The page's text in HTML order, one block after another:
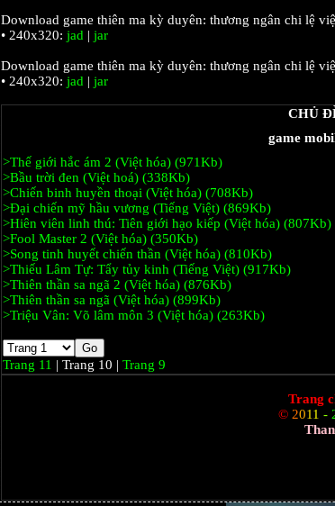
Download game thiên ma kỳ duyên: thương ngân chi lệ
• 240x320: jad | jar
Download game thiên ma kỳ duyên: thương ngân chi lệ
• 240x320: jad | jar
CHỦ
game
>Thế giới hắc ám 2 (Việt hóa) (971Kb)
>Bầu trời đen (Việt hoá) (338Kb)
>Chiến binh huyền thoại (Việt hóa) (708Kb)
>Đại chiến mỹ hầu vương (Tiếng Việt) (869Kb)
>Hiên viên linh thú: Tiên giới hạo kiếp (Việt hóa) (807Kb)
>Fool Master 2 (Việt hóa) (350Kb)
>Song tinh huyết chiến thần (Việt hóa) (810Kb)
>Thiếu Lâm Tự: Tẩy tủy kinh (Tiếng Việt) (917Kb)
>Thiên thần sa ngã 2 (Việt hóa) (876Kb)
>Thiên thần sa ngã (Việt hóa) (899Kb)
>Triệu Vân: Võ lâm môn 3 (Việt hóa) (263Kb)
Trang 11 | Trang 10 | Trang 9
Trang
© 2011 -